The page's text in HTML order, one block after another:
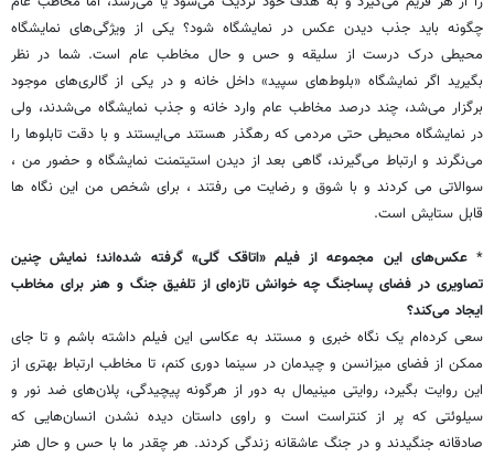
چگونه باید جذب دیدن عکس در نمایشگاه شود؟ یکی از ویژگی‌های نمایشگاه
محیطی درک درست از سلیقه و حس و حال مخاطب عام است. شما در نظر
بگیرید اگر نمایشگاه «بلوط‌های سپید» داخل خانه و در یکی از گالری‌های موجود
برگزار می‌شد، چند درصد مخاطب عام وارد خانه و جذب نمایشگاه می‌شدند، ولی
در نمایشگاه محیطی حتی مردمی که رهگذر هستند می‌ایستند و با دقت تابلوها را
می‌نگرند و ارتباط می‌گیرند، گاهی بعد از دیدن استیتمنت نمایشگاه و حضور من ،
سوالاتی می کردند و با شوق و رضایت می رفتند ، برای شخص من این نگاه ها
قابل ستایش است.
*عکس‌های این مجموعه از فیلم «اتاقک گلی» گرفته شده‌اند؛ نمایش چنین
تصاویری در فضای پساجنگ چه خوانش تازه‌ای از تلفیق جنگ و هنر برای مخاطب
ایجاد می‌کند؟
سعی کرده‌ام یک نگاه خبری و مستند به عکاسی این فیلم داشته باشم و تا جای
ممکن از فضای میزانسن و چیدمان در سینما دوری کنم، تا مخاطب ارتباط بهتری از
این روایت بگیرد، روایتی مینیمال به دور از هرگونه پیچیدگی، پلان‌های ضد نور و
سیلوئتی که پر از کنتراست است و راوی داستان دیده نشدن انسان‌هایی که
صادقانه جنگیدند و در جنگ عاشقانه زندگی کردند. هر چقدر ما با حس و حال هنر